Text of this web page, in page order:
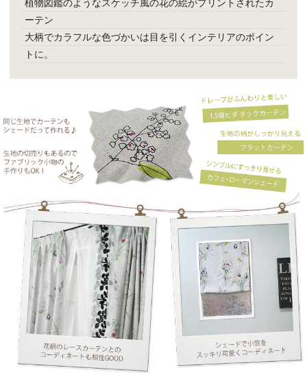
植物図鑑のようなスケッチ風の花の絵がプリントされたカ
ーテン
大柄でカラフルな色づかいは目を引くインテリアのポイン
トに。